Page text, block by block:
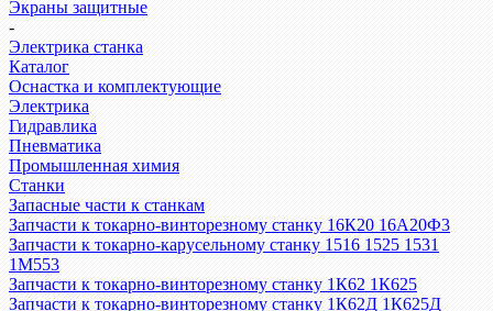
Экраны защитные
-
Электрика станка
Каталог
Оснастка и комплектующие
Электрика
Гидравлика
Пневматика
Промышленная химия
Станки
Запасные части к станкам
Запчасти к токарно-винторезному станку 16К20 16А20Ф3
Запчасти к токарно-карусельному станку 1516 1525 1531
1М553
Запчасти к токарно-винторезному станку 1К62 1К625
Запчасти к токарно-винторезному станку 1К62Д 1К625Д